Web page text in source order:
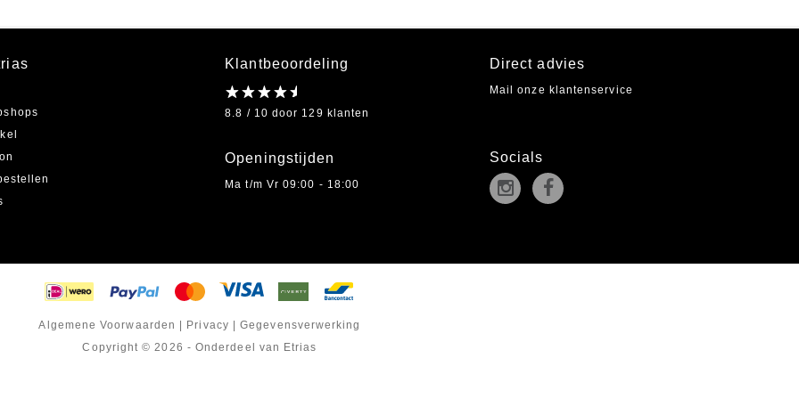
Klantbeoordeling
8.8 / 10 door 129 klanten
Openingstijden
Ma t/m Vr 09:00 - 18:00
Direct advies
Mail onze klantenservice
Socials
Algemene Voorwaarden Privacy |Gegevensverwerking
Copyright © 2026 - Onderdeel van Etrias